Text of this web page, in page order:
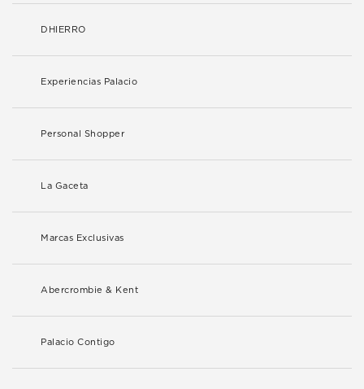
DHIERRO
Experiencias Palacio
Personal Shopper
La Gaceta
Marcas Exclusivas
Abercrombie & Kent
Palacio Contigo